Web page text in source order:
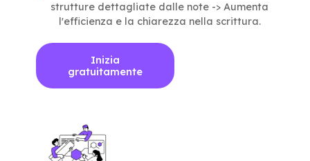
strutture dettagliate dalle note -> Aumenta
l'efficienza e la chiarezza nella scrittura.
Inizia
gratuitamente